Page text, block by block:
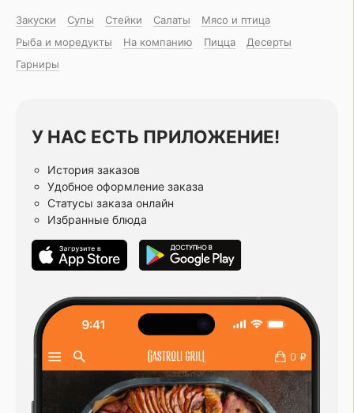
Закуски Супы Стейки Салаты
Мясо и птица
Рыба и моредукты
На компанию Пицца
Десерты
Гарниры
У НАС ЕСТЬ ПРИЛОЖЕНИЕ!
История заказов
Удобное оформление заказа
Статусы заказа онлайн
Избранные блюда